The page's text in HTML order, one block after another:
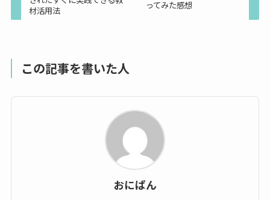
材活用法
ってみた感想
この記事を書いた人
おにぱん